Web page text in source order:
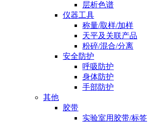
层析色谱
仪器工具
称量/取样/加样
天平及关联产品
粉碎/混合/分离
安全防护
呼吸防护
身体防护
手部防护
其他
胶带
实验室用胶带/标签